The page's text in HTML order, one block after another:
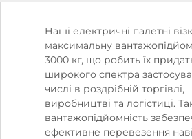
Наші електричні палетні
максимальну
3000 кг, що робить їх
широкого спектра
числі в роздрібній торгівлі,
виробництві та логістиці.
вантажопідйомність
ефективне перевезення